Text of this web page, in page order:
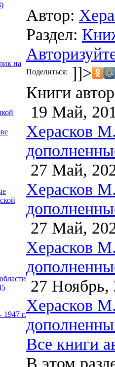
на
1947 г.
Автор:
Раздел:
Поделиться: ]]>
Книги
19 Май,
Херасков
27 Май,
Херасков
27 Май,
Херасков
27 Ноябрь,
Херасков
Все книги
В этом